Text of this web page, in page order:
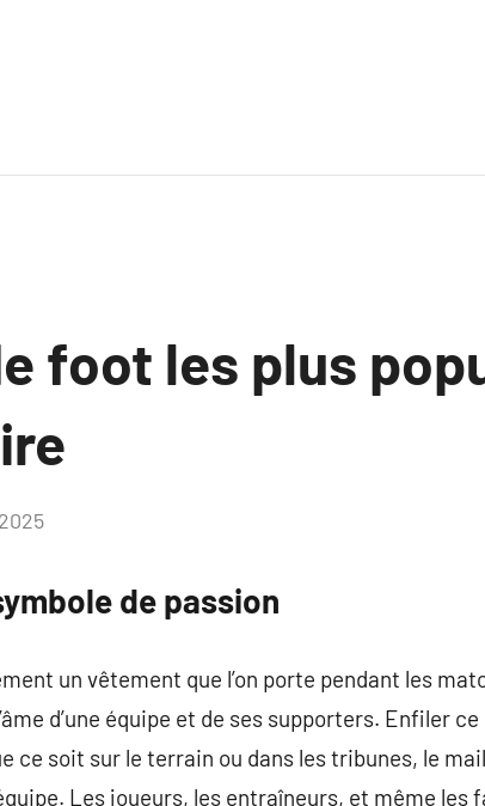
foot les plus
de passion
un vêtement que l’on porte pendant les
d’une équipe et de ses supporters. Enfiler
ce soit sur le terrain ou dans les tribunes, le
Les joueurs, les entraîneurs, et même les